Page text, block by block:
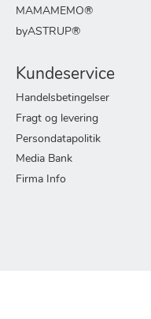
MAMAMEMO®
byASTRUP®
Kundeservice
Handelsbetingelser
Fragt og levering
Persondatapolitik
Media Bank
Firma Info